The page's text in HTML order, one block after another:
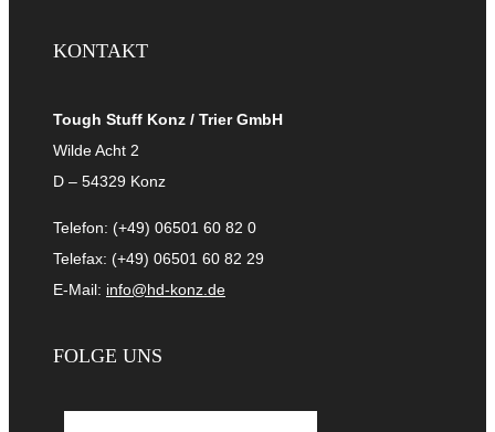
KONTAKT
Tough Stuff Konz / Trier GmbH
Wilde Acht 2
D – 54329 Konz
Telefon: (+49) 06501 60 82 0
Telefax: (+49) 06501 60 82 29
E-Mail: info@hd-konz.de
FOLGE UNS